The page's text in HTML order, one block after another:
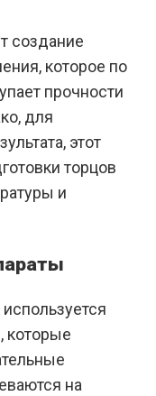
создание
которое по
прочности
для
этот
торцов
и
которые
на